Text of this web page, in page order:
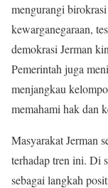
mengurangi
kewarganegaraan,
demokrasi Jerman
Pemerintah juga
menjangkau
memahami hak dan
Masyarakat Jerman
terhadap tren ini. Di
sebagai langkah